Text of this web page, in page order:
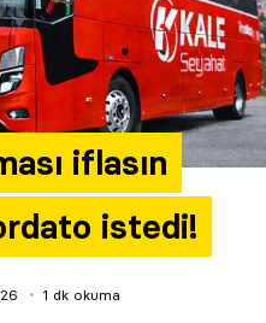
iflasın
istedi!
1 dk okuma